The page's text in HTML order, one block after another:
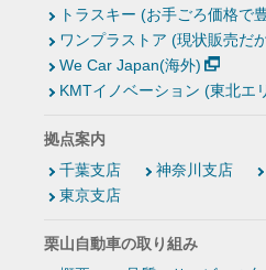
トラスキー (お手ごろ価格で
ワンプラストア (現状販売だ
We Car Japan(海外)
KMTイノベーション (東北エ
拠点案内
千葉支店
神奈川支店
東京支店
栗山自動車の取り組み